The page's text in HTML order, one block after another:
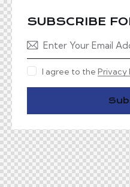
SUBSCRIBE
I agree to the Privacy